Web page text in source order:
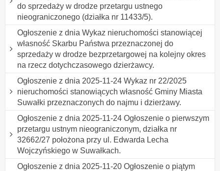
do sprzedaży w drodze przetargu ustnego
nieograniczonego (działka nr 11433/5).
Ogłoszenie z dnia Wykaz nieruchomości stanowiącej
własność Skarbu Państwa przeznaczonej do
sprzedaży w drodze bezprzetargowej na kolejny okres
na rzecz dotychczasowego dzierżawcy.
Ogłoszenie z dnia 2025-11-24 Wykaz nr 22/2025
nieruchomości stanowiących własność Gminy Miasta
Suwałki przeznaczonych do najmu i dzierżawy.
Ogłoszenie z dnia 2025-11-24 Ogłoszenie o pierwszym
przetargu ustnym nieograniczonym, działka nr
32662/27 położona przy ul. Edwarda Lecha
Wojczyńskiego w Suwałkach.
Ogłoszenie z dnia 2025-11-20 Ogłoszenie o piątym